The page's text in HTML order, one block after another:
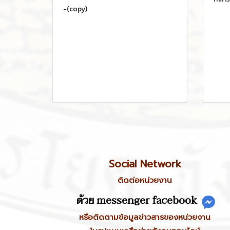
-(copy)
Social Network
ติดต่อหน่วยงาน
ด้วย messenger facebook
หรือติดตามข้อมูลข่าวสารของหน่วยงาน